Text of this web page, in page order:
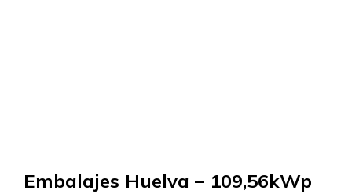
Embalajes Huelva – 109,56kWp